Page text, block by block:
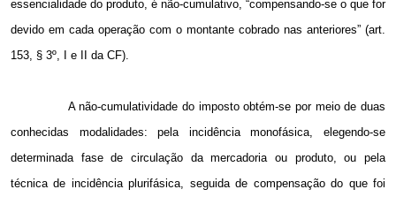
essencialidade do produto, é não-cumulativo, “compensando-se o que for
devido em cada operação com o montante cobrado nas anteriores” (art.
153, § 3º, I e II da CF).
A não-cumulatividade do imposto obtém-se por meio de duas
conhecidas modalidades: pela incidência monofásica, elegendo-se
determinada fase de circulação da mercadoria ou produto, ou pela
técnica de incidência plurifásica, seguida de compensação do que foi